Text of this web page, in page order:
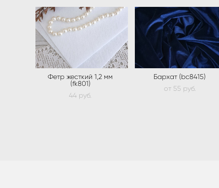
Фетр жесткий 1,2 мм
(fk801)
44 pуб.
Бархат (bc8415)
от 55 pуб.